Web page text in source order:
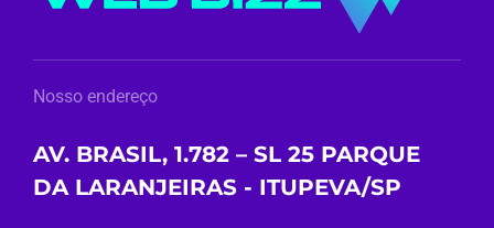
Nosso endereço
AV. BRASIL, 1.782 – SL 25 PARQUE
DA LARANJEIRAS - ITUPEVA/SP